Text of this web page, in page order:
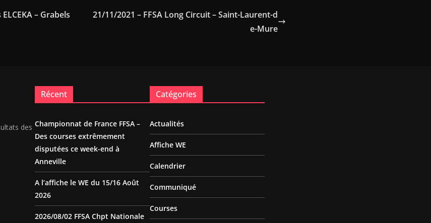
– Grabels
21/11/2021 – FFSA Long Circuit – Saint-Laurent-d
e-Mure
des
Récent
Championnat de France FFSA –
Des courses extrêmement
disputées ce week-end à
Anneville
A l’affiche le WE du 15/16 Août
2026
2026/08/02 FFSA Chpt Nationale
Catégories
Actualités
Affiche WE
Calendrier
Communiqué
Courses